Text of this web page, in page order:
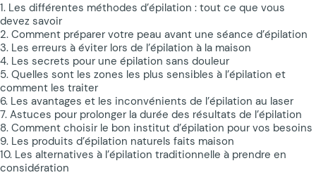
1. Les différentes méthodes d’épilation : tout ce que vous
devez savoir
2. Comment préparer votre peau avant une séance d’épilation
3. Les erreurs à éviter lors de l’épilation à la maison
4. Les secrets pour une épilation sans douleur
5. Quelles sont les zones les plus sensibles à l’épilation et
comment les traiter
6. Les avantages et les inconvénients de l’épilation au laser
7. Astuces pour prolonger la durée des résultats de l’épilation
8. Comment choisir le bon institut d’épilation pour vos besoins
9. Les produits d’épilation naturels faits maison
10. Les alternatives à l’épilation traditionnelle à prendre en
considération